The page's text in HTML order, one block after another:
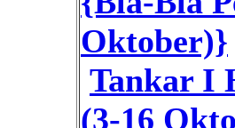
Oktober)}
Tankar I
(3-16